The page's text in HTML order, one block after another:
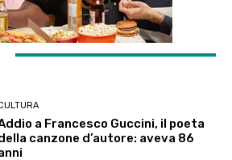
a Francesco Guccini, il poeta
canzone d’autore: aveva 86